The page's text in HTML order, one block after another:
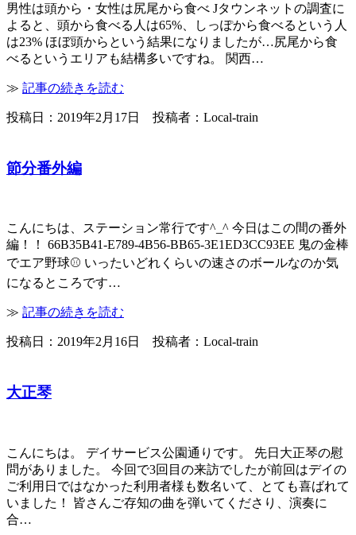
男性は頭から・女性は尻尾から食べ Jタウンネットの調査に
よると、頭から食べる人は65%、しっぽから食べるという人
は23% ほぼ頭からという結果になりましたが…尻尾から食
べるというエリアも結構多いですね。 関西…
≫ 記事の続きを読む
投稿日：2019年2月17日 投稿者：Local-train
節分番外編
こんにちは、ステーション常行です^_^ 今日はこの間の番外
編！！ 66B35B41-E789-4B56-BB65-3E1ED3CC93EE 鬼の金棒
でエア野球⚾️ いったいどれくらいの速さのボールなのか気
になるところです…
≫ 記事の続きを読む
投稿日：2019年2月16日 投稿者：Local-train
大正琴
こんにちは。 デイサービス公園通りです。 先日大正琴の慰
問がありました。 今回で3回目の来訪でしたが前回はデイの
ご利用日ではなかった利用者様も数名いて、とても喜ばれて
いました！ 皆さんご存知の曲を弾いてくださり、演奏に
合…